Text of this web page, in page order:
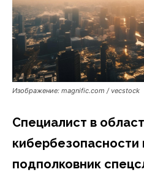
Изображение: magnific.com / vecstock
Специалист в
кибербезопасности
подполковник